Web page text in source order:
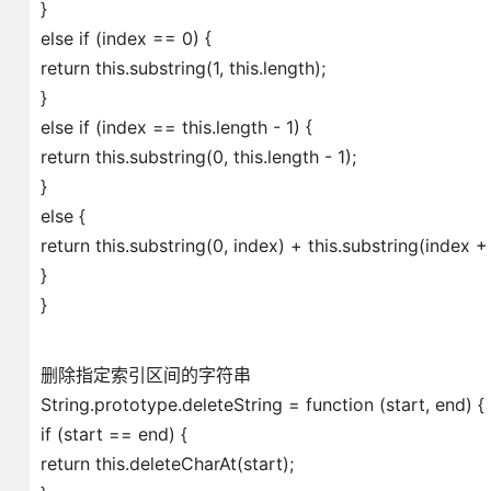
}
else if (index == 0) {
return this.substring(1, this.length);
}
else if (index == this.length - 1) {
return this.substring(0, this.length - 1);
}
else {
return this.substring(0, index) + this.substring(index +
}
}
删除指定索引区间的字符串
String.prototype.deleteString = function (start, end) {
if (start == end) {
return this.deleteCharAt(start);